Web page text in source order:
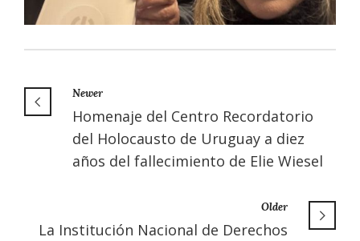
Newer
Homenaje del Centro Recordatorio
del Holocausto de Uruguay a diez
años del fallecimiento de Elie Wiesel
Older
La Institución Nacional de Derechos